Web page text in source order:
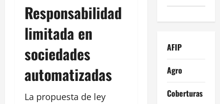
Responsabilidad
limitada en
sociedades
automatizadas
La propuesta de ley
AFIP
Agro
Coberturas